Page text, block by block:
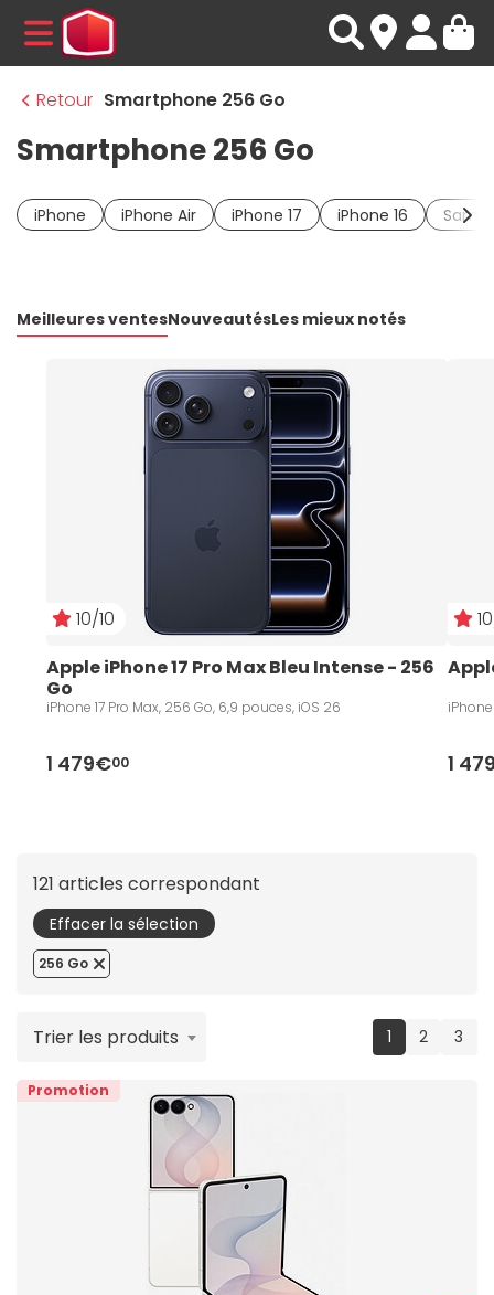
MENU
Retour Smartphone 256 Go
Smartphone 256 Go
iPhone iPhone Air iPhone 17 iPhone 16
Meilleures ventesNouveautésLes mieux notés
10/10
Apple iPhone 17 Pro Max Bleu Intense - 256
Go
iPhone 17 Pro Max, 256 Go, 6,9 pouces, iOS 26
1 479€00 1
121 articles correspondant
Effacer la sélection
256 Go
1 (current)
2 3
Trier les produits
Promotion